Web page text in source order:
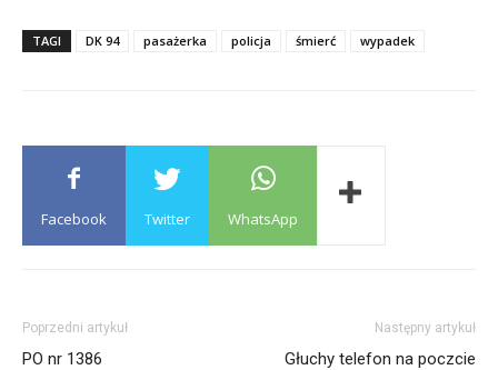
TAGI DK 94 pasażerka policja śmierć wypadek
Facebook Twitter WhatsApp
Poprzedni artykuł
PO nr 1386
Następny artykuł
Głuchy telefon na poczcie